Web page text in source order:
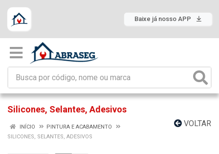
Baixe já nosso APP
Silicones, Selantes, Adesivos
VOLTAR
INÍCIO
PINTURA E ACABAMENTO
SILICONES, SELANTES, ADESIVOS